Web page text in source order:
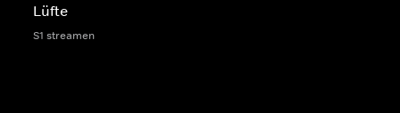
Lüfte
S1 streamen